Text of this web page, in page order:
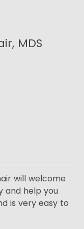
MDS
will welcome
and help you
is very easy to